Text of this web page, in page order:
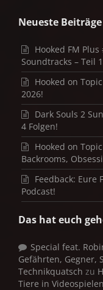
Neueste Beiträge
Hooked FM
Soundtracks – Teil
Hooked on
2026!
Dark Souls 2
4 Folgen!
Hooked on
Backrooms,
Feedback: Eure
Podcast!
Das hat euch
Special feat.
Gefährten, Gegner,
Technikquatsch zu
Tiere in